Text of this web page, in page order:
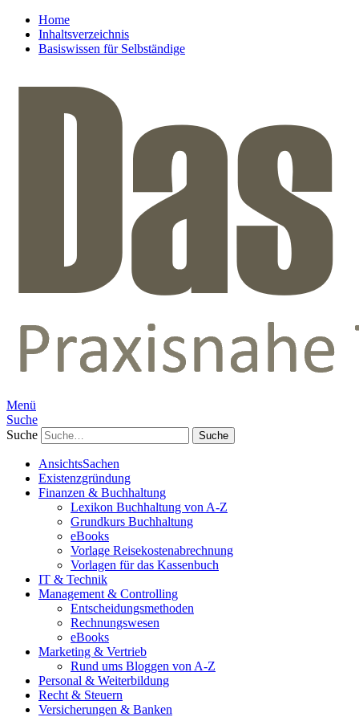
Home
Inhaltsverzeichnis
Basiswissen für Selbständige
Menü
Suche
Suche
AnsichtsSachen
Existenzgründung
Finanzen & Buchhaltung
Lexikon Buchhaltung von A-Z
Grundkurs Buchhaltung
eBooks
Vorlage Reisekostenabrechnung
Vorlagen für das Kassenbuch
IT & Technik
Management & Controlling
Entscheidungsmethoden
Rechnungswesen
eBooks
Marketing & Vertrieb
Rund ums Bloggen von A-Z
Personal & Weiterbildung
Recht & Steuern
Versicherungen & Banken